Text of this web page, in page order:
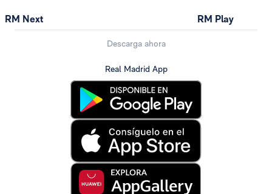
RM Next RM Play
Descarga ahora
Real Madrid App